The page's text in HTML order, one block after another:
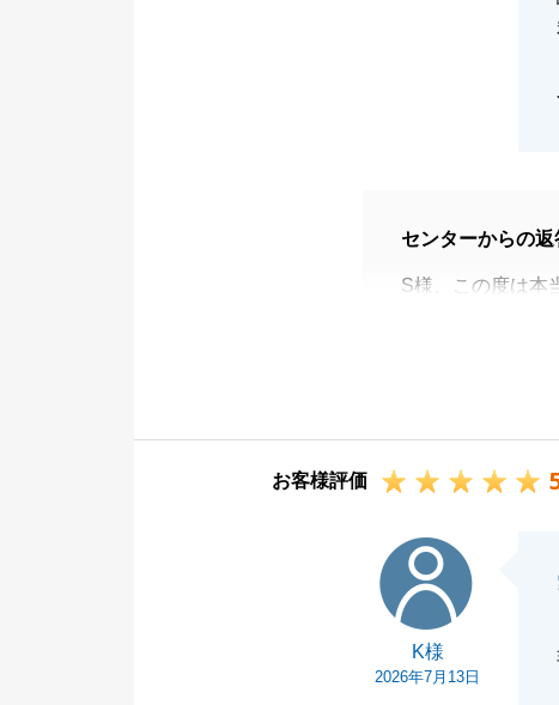
センターからの返
S様、この度は本
その理由は、私
にとって正しい
これでお付合い
今後とも、末永
お客様評価
K様
2026年7月13日